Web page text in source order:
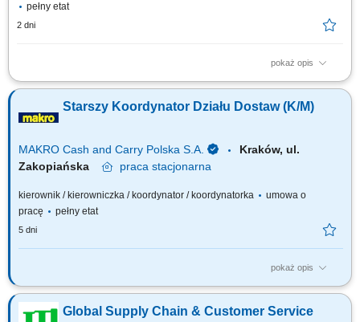
pełny etat
2 dni
pokaż opis
Twoje Zadania: identyfikacja dostawców oraz pozyskiwanie informacji o
oraz porównywanie otrzymanych propozycji; udział w procesie
zamawiania materiałów i usług; wprowadzanie danych zakupowych do
Starszy Koordynator Działu Dostaw (K/M)
MAKRO Cash and Carry Polska S.A.
Kraków, ul.
Zakopiańska
praca stacjonarna
kierownik / kierowniczka / koordynator / koordynatorka
umowa o
pracę
pełny etat
5 dni
pokaż opis
Do Twoich głównych zadań będzie należało: Nadzór nad procesem
kompletacji towarów dla klientów. Fakturowanie i planowanie tras.
Organizowanie i nadzorowanie pracy zespołu oraz procesu dostaw.
Global Supply Chain & Customer Service